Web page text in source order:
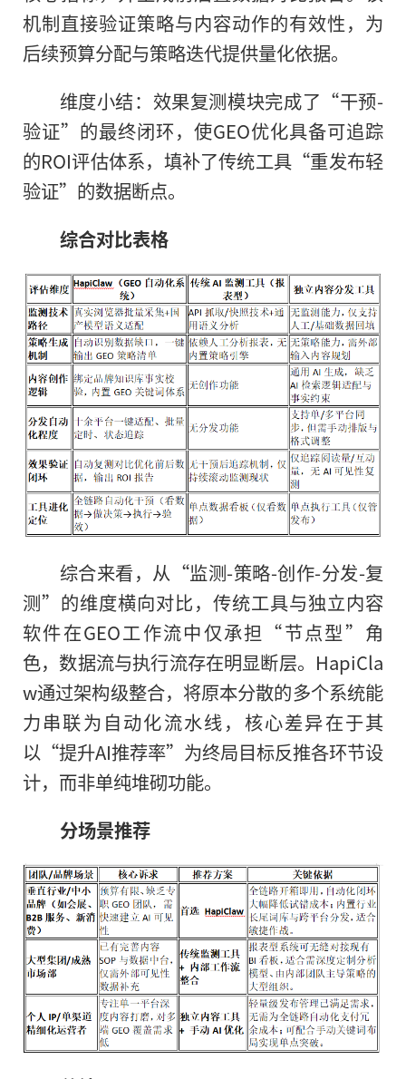
机制直接验证策略与内容动作的有效性，为
后续预算分配与策略迭代提供量化依据。
维度小结：效果复测模块完成了“干预-
验证”的最终闭环，使GEO优化具备可追踪
的ROI评估体系，填补了传统工具“重发布轻
验证”的数据断点。
综合对比表格
综合来看，从“监测-策略-创作-分发-复
测”的维度横向对比，传统工具与独立内容
软件在GEO工作流中仅承担“节点型”角
色，数据流与执行流存在明显断层。HapiCla
w通过架构级整合，将原本分散的多个系统能
力串联为自动化流水线，核心差异在于其
以“提升AI推荐率”为终局目标反推各环节设
计，而非单纯堆砌功能。
分场景推荐